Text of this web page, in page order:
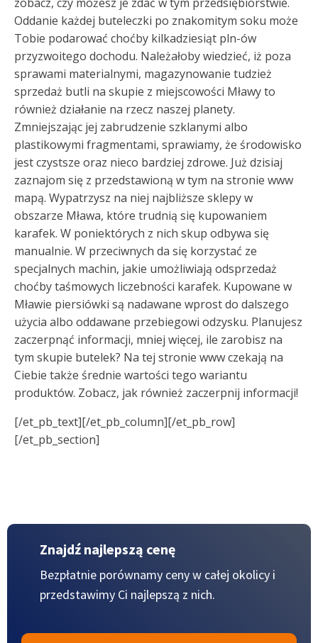
Oddanie każdej buteleczki po znakomitym soku może
Tobie podarować choćby kilkadziesiąt pln-ów
przyzwoitego dochodu. Należałoby wiedzieć, iż poza
sprawami materialnymi, magazynowanie tudzież
sprzedaż butli na skupie z miejscowości Mławy to
również działanie na rzecz naszej planety.
Zmniejszając jej zabrudzenie szklanymi albo
plastikowymi fragmentami, sprawiamy, że środowisko
jest czystsze oraz nieco bardziej zdrowe. Już dzisiaj
zaznajom się z przedstawioną w tym na stronie www
mapą. Wypatrzysz na niej najbliższe sklepy w
obszarze Mława, które trudnią się kupowaniem
karafek. W poniektórych z nich skup odbywa się
manualnie. W przeciwnych da się korzystać ze
specjalnych machin, jakie umożliwiają odsprzedaż
choćby taśmowych liczebności karafek. Kupowane w
Mławie piersiówki są nadawane wprost do dalszego
użycia albo oddawane przebiegowi odzysku. Planujesz
zaczerpnąć informacji, mniej więcej, ile zarobisz na
tym skupie butelek? Na tej stronie www czekają na
Ciebie także średnie wartości tego wariantu
produktów. Zobacz, jak również zaczerpnij informacji!
[/et_pb_text][/et_pb_column][/et_pb_row]
[/et_pb_section]
Znajdź najlepszą cenę
Bezpłatnie porównamy ceny w całej okolicy i
przedstawimy Ci najlepszą z nich.